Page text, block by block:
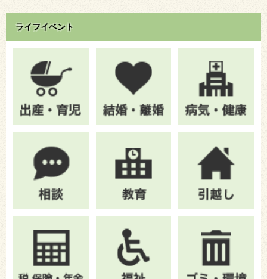
ライフイベント